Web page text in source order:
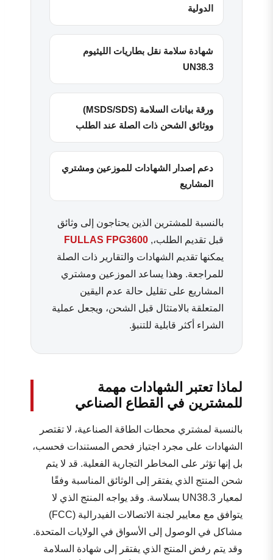
الدولية
شهادة سلامة نقل بطاريات الليثيوم
UN38.3
ورقة بيانات السلامة (MSDS/SDS)
ووثائق الشحن ذات الصلة عند الطلب
دعم إصدار الشهادات للموزعين ومشتري
المشاريع
بالنسبة للمشترين الذين يحتاجون إلى وثائق
قبل تقديم الطلب،, FULLAS FPG3600
يمكنها تقديم الشهادات والتقارير ذات الصلة
للمراجعة. وهذا يساعد الموزعين ومشتري
المشاريع على تقليل حالة عدم اليقين
المتعلقة بالامتثال قبل الشحن، ويجعل عملية
الشراء أكثر قابلية للتنبؤ.
لماذا تعتبر الشهادات مهمة
للمشترين في القطاع الصناعي
بالنسبة لمشتري محطات الطاقة الصناعية، لا تقتصر
الشهادات على مجرد اجتياز فحص المستندات فحسب،
بل إنها تؤثر على المخاطر التجارية الفعلية. قد لا يتم
شحن المنتج الذي يفتقر إلى الوثائق المناسبة وفقًا
لمعيار UN38.3 بسلاسة. وقد يواجه المنتج الذي لا
يتوافق مع معايير لجنة الاتصالات الفيدرالية (FCC)
مشاكل في الوصول إلى الأسواق في الولايات المتحدة.
وقد يتم رفض المنتج الذي يفتقر إلى شهادة السلامة